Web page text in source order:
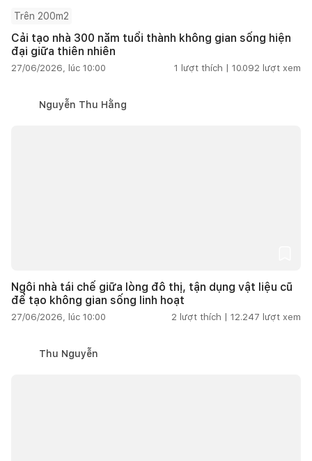
Trên 200m2
Cải tạo nhà 300 năm tuổi thành không gian sống hiện
đại giữa thiên nhiên
27/06/2026, lúc 10:00 1 lượt thích | 10.092 lượt xem
Nguyễn Thu Hằng
Ngôi nhà tái chế giữa lòng đô thị, tận dụng vật liệu cũ
để tạo không gian sống linh hoạt
27/06/2026, lúc 10:00 2 lượt thích | 12.247 lượt xem
Thu Nguyễn